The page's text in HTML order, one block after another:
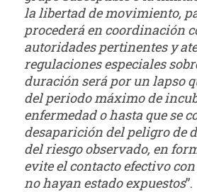
la libertad de movimiento,
procederá en coordinación
autoridades pertinentes y
regulaciones especiales
duración será por un lapso
del periodo máximo de
enfermedad o hasta que se
desaparición del peligro de
del riesgo observado, en
evite el contacto efectivo
no hayan estado expuestos”.